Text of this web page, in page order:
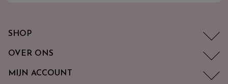
SHOP
OVER ONS
MIJN ACCOUNT